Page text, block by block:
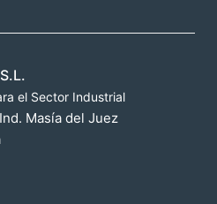
el Sector Industrial
Masía del Juez